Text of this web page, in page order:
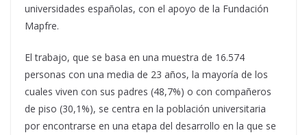
universidades españolas, con el apoyo de la Fundación
Mapfre.
El trabajo, que se basa en una muestra de 16.574
personas con una media de 23 años, la mayoría de los
cuales viven con sus padres (48,7%) o con compañeros
de piso (30,1%), se centra en la población universitaria
por encontrarse en una etapa del desarrollo en la que se